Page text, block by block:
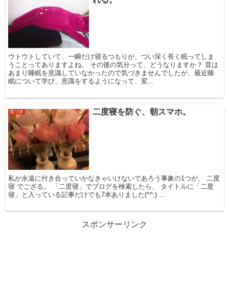
ウトウトしていて、一瞬だけ寝るつもりが、つい深く長く眠ってしま
うことってありますよね。 その後の気分って、どうなりますか？ 昔は
あまり睡眠を意識していなかったので気づきませんでしたが、最近睡
眠について学び、意識をするようになって、変...
気づき 二度寝を防ぐ、朝スマホ。
私が永遠に付き合っていかなきゃいけないであろう事象の1つが、 二度
寝 でござる。 「二度寝」でブログを検索したら、 タイトルに「二度
寝」と入っている記事だけでも7本ありました(^^;) ...
スポンサーリンク